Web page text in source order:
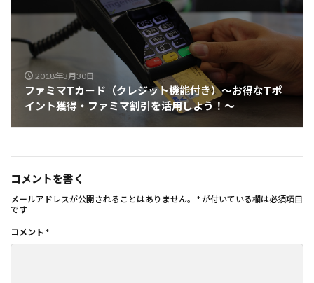
2018年3月30日
ファミマTカード（クレジット機能付き）～お得なTポ
イント獲得・ファミマ割引を活用しよう！～
コメントを書く
メールアドレスが公開されることはありません。 *が付いている欄は必須項目
です
コメント *